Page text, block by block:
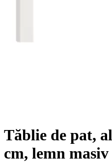
Tăblie de pat,
cm, lemn